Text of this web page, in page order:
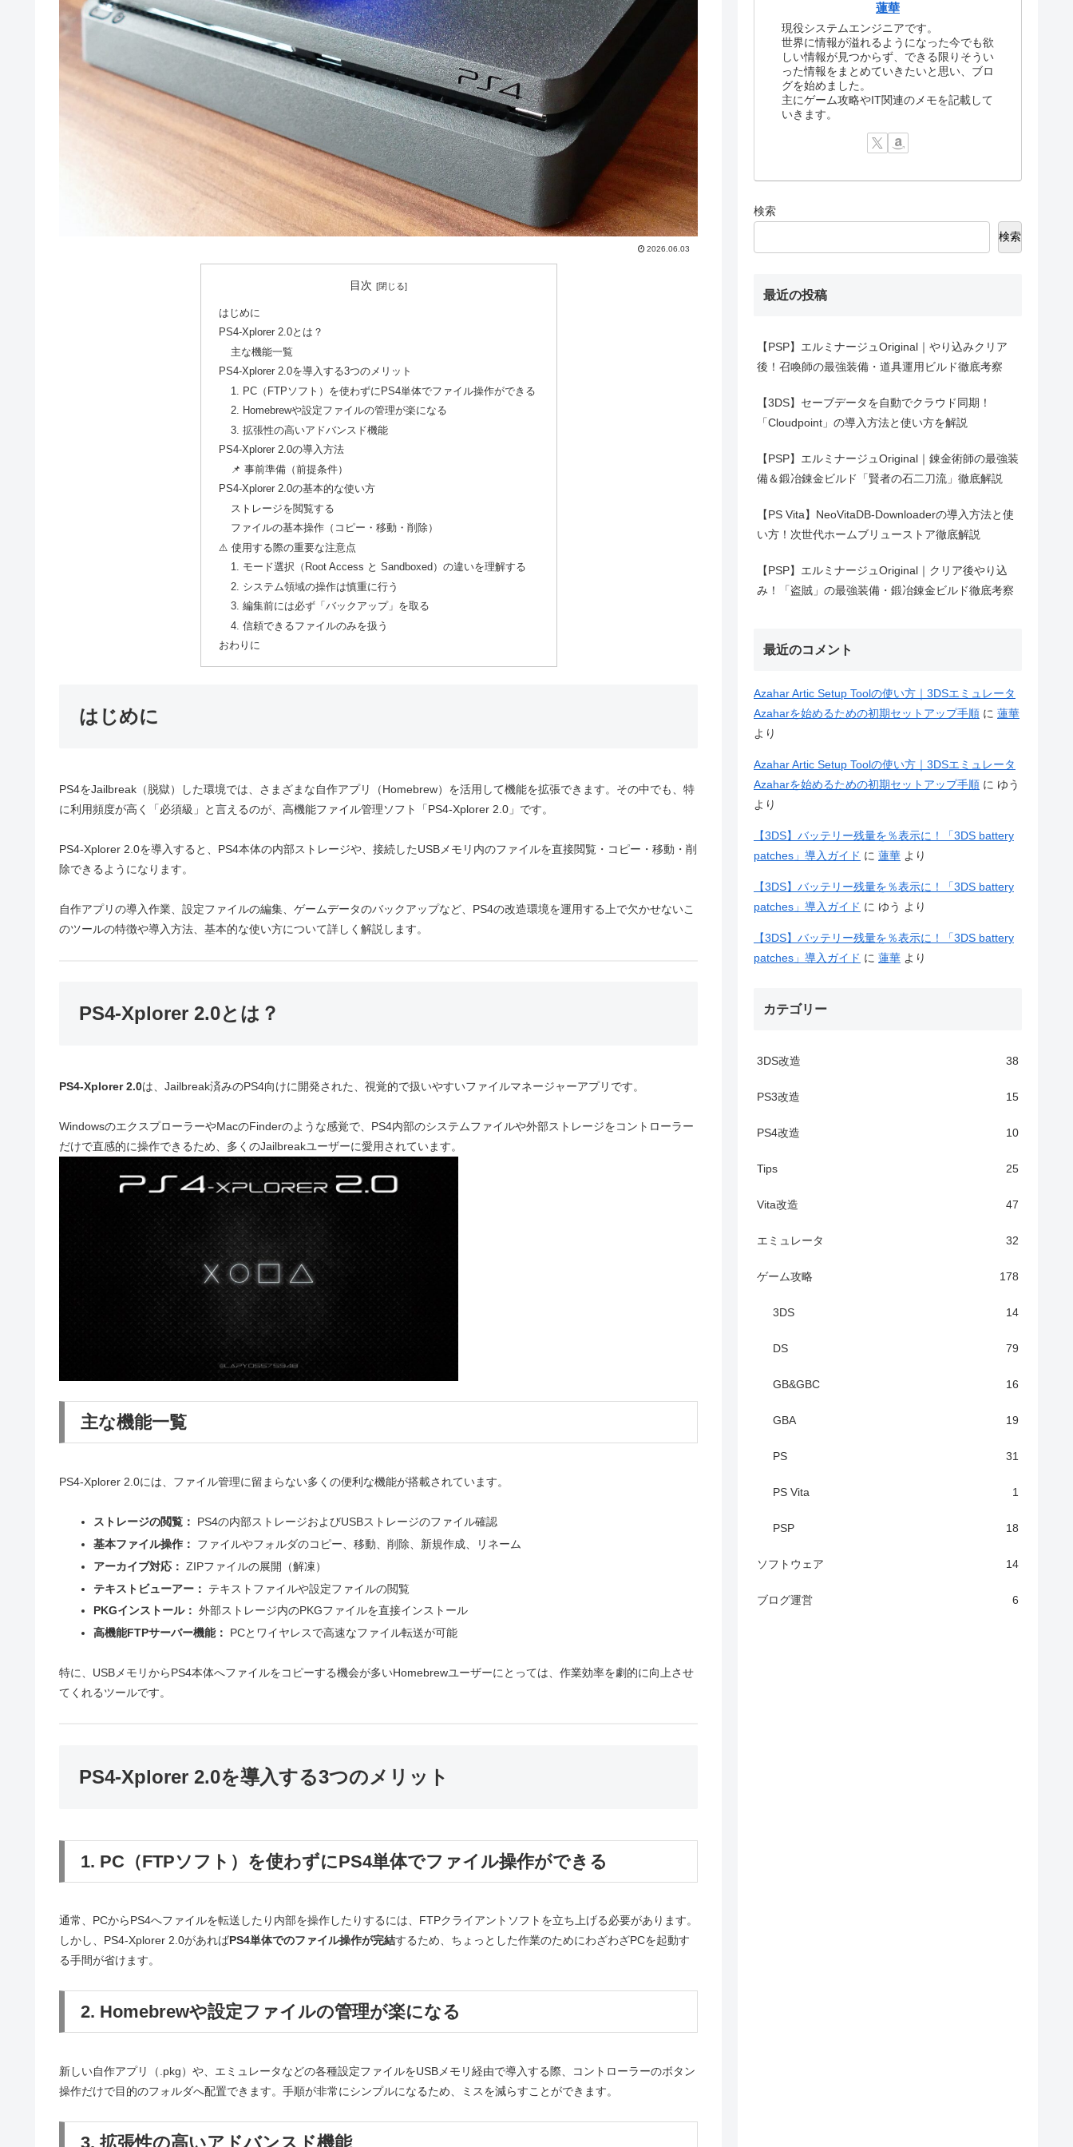
2026.06.03
目次
はじめに
PS4-Xplorer 2.0とは？
主な機能一覧
PS4-Xplorer 2.0を導入する3つのメリット
1. PC（FTPソフト）を使わずにPS4単体でファイル操作ができる
2. Homebrewや設定ファイルの管理が楽になる
3. 拡張性の高いアドバンスド機能
PS4-Xplorer 2.0の導入方法
📌 事前準備（前提条件）
PS4-Xplorer 2.0の基本的な使い方
ストレージを閲覧する
ファイルの基本操作（コピー・移動・削除）
⚠️ 使用する際の重要な注意点
1. モード選択（Root Access と Sandboxed）の違いを理解する
2. システム領域の操作は慎重に行う
3. 編集前には必ず「バックアップ」を取る
4. 信頼できるファイルのみを扱う
おわりに
はじめに
PS4をJailbreak（脱獄）した環境では、さまざまな自作アプリ（Homebrew）を活用して機能を拡張できます。その中でも、特
に利用頻度が高く「必須級」と言えるのが、高機能ファイル管理ソフト「PS4-Xplorer 2.0」です。
PS4-Xplorer 2.0を導入すると、PS4本体の内部ストレージや、接続したUSBメモリ内のファイルを直接閲覧・コピー・移動・削
除できるようになります。
自作アプリの導入作業、設定ファイルの編集、ゲームデータのバックアップなど、PS4の改造環境を運用する上で欠かせないこ
のツールの特徴や導入方法、基本的な使い方について詳しく解説します。
PS4-Xplorer 2.0とは？
PS4-Xplorer 2.0は、Jailbreak済みのPS4向けに開発された、視覚的で扱いやすいファイルマネージャーアプリです。
WindowsのエクスプローラーやMacのFinderのような感覚で、PS4内部のシステムファイルや外部ストレージをコントローラー
だけで直感的に操作できるため、多くのJailbreakユーザーに愛用されています。
主な機能一覧
PS4-Xplorer 2.0には、ファイル管理に留まらない多くの便利な機能が搭載されています。
ストレージの閲覧：
PS4の内部ストレージおよびUSBストレージのファイル確認
基本ファイル操作：
ファイルやフォルダのコピー、移動、削除、新規作成、リネーム
アーカイブ対応： ZIPファイルの展開（解凍）
テキストビューアー：
テキストファイルや設定ファイルの閲覧
PKGインストール： 外部ストレージ内のPKGファイルを直接インストール
高機能FTPサーバー機能：
PCとワイヤレスで高速なファイル転送が可能
特に、USBメモリからPS4本体へファイルをコピーする機会が多いHomebrewユーザーにとっては、作業効率を劇的に向上させ
てくれるツールです。
PS4-Xplorer 2.0を導入する3つのメリット
1. PC（FTPソフト）を使わずにPS4単体でファイル操作ができる
通常、PCからPS4へファイルを転送したり内部を操作したりするには、FTPクライアントソフトを立ち上げる必要があります。
しかし、PS4-Xplorer 2.0があればPS4単体でのファイル操作が完結するため、ちょっとした作業のためにわざわざPCを起動す
る手間が省けます。
2. Homebrewや設定ファイルの管理が楽になる
新しい自作アプリ（.pkg）や、エミュレータなどの各種設定ファイルをUSBメモリ経由で導入する際、コントローラーのボタン
操作だけで目的のフォルダへ配置できます。手順が非常にシンプルになるため、ミスを減らすことができます。
3. 拡張性の高いアドバンスド機能
蓮華
現役システムエンジニアです。
世界に情報が溢れるようになった今でも欲
しい情報が見つからず、できる限りそうい
った情報をまとめていきたいと思い、ブロ
グを始めました。
主にゲーム攻略やIT関連のメモを記載して
いきます。
検索
検索
最近の投稿
【PSP】エルミナージュOriginal｜やり込みクリア
後！召喚師の最強装備・道具運用ビルド徹底考察
【3DS】セーブデータを自動でクラウド同期！
「Cloudpoint」の導入方法と使い方を解説
【PSP】エルミナージュOriginal｜錬金術師の最強装
備＆鍛冶錬金ビルド「賢者の石二刀流」徹底解説
【PS Vita】NeoVitaDB-Downloaderの導入方法と使
い方！次世代ホームブリューストア徹底解説
【PSP】エルミナージュOriginal｜クリア後やり込
み！「盗賊」の最強装備・鍛冶錬金ビルド徹底考察
最近のコメント
Azahar Artic Setup Toolの使い方｜3DSエミュレータ
Azaharを始めるための初期セットアップ手順 に 蓮華
より
Azahar Artic Setup Toolの使い方｜3DSエミュレータ
Azaharを始めるための初期セットアップ手順 に ゆう
より
【3DS】バッテリー残量を％表示に！「3DS battery
patches」導入ガイド に 蓮華 より
【3DS】バッテリー残量を％表示に！「3DS battery
patches」導入ガイド に ゆう より
【3DS】バッテリー残量を％表示に！「3DS battery
patches」導入ガイド に 蓮華 より
カテゴリー
3DS改造 38
PS3改造 15
PS4改造 10
Tips 25
Vita改造 47
エミュレータ 32
ゲーム攻略 178
3DS 14
DS 79
GB&GBC 16
GBA 19
PS 31
PS Vita 1
PSP 18
ソフトウェア 14
ブログ運営 6